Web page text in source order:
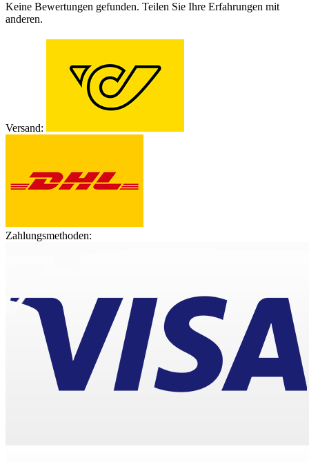
Keine Bewertungen gefunden. Teilen Sie Ihre Erfahrungen mit
anderen.
Versand:
Zahlungsmethoden: